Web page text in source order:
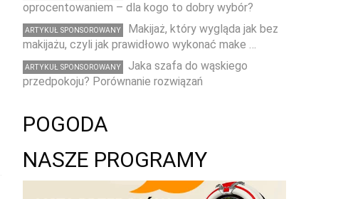
oprocentowaniem – dla kogo to dobry wybór?
ARTYKUŁ SPONSOROWANY
Makijaż, który wygląda jak bez
makijażu, czyli jak prawidłowo wykonać make …
ARTYKUŁ SPONSOROWANY
Jaka szafa do wąskiego
przedpokoju? Porównanie rozwiązań
POGODA
NASZE PROGRAMY